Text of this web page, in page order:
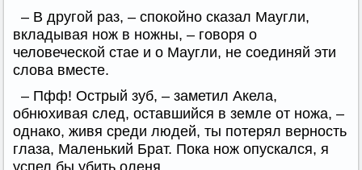
– В другой раз, – спокойно сказал Маугли,
вкладывая нож в ножны, – говоря о
человеческой стае и о Маугли, не соединяй эти
слова вместе.
– Пфф! Острый зуб, – заметил Акела,
обнюхивая след, оставшийся в земле от ножа, –
однако, живя среди людей, ты потерял верность
глаза, Маленький Брат. Пока нож опускался, я
успел бы убить оленя.